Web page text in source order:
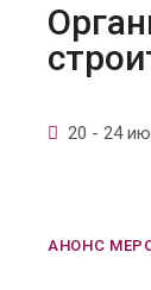
20 - 24
АНОНС